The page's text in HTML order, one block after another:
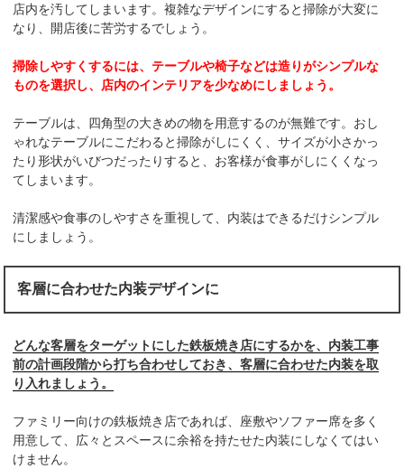
店内を汚してしまいます。複雑なデザインにすると掃除が大変に
なり、開店後に苦労するでしょう。
掃除しやすくするには、テーブルや椅子などは造りがシンプルな
ものを選択し、店内のインテリアを少なめにしましょう。
テーブルは、四角型の大きめの物を用意するのが無難です。おし
ゃれなテーブルにこだわると掃除がしにくく、サイズが小さかっ
たり形状がいびつだったりすると、お客様が食事がしにくくなっ
てしまいます。
清潔感や食事のしやすさを重視して、内装はできるだけシンプル
にしましょう。
客層に合わせた内装デザインに
どんな客層をターゲットにした鉄板焼き店にするかを、内装工事
前の計画段階から打ち合わせしておき、客層に合わせた内装を取
り入れましょう。
ファミリー向けの鉄板焼き店であれば、座敷やソファー席を多く
用意して、広々とスペースに余裕を持たせた内装にしなくてはい
けません。